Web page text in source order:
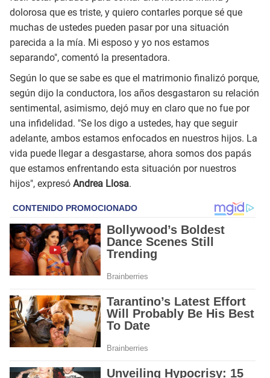
dolorosa que es triste, y quiero contarles porque sé que
muchas de ustedes pueden pasar por una situación
parecida a la mía. Mi esposo y yo nos estamos
separando", comentó la presentadora.
Según lo que se sabe es que el matrimonio finalizó porque,
según dijo la conductora, los años desgastaron su relación
sentimental, asimismo, dejó muy en claro que no fue por
una infidelidad. "Se los digo a ustedes, hay que seguir
adelante, ambos estamos enfocados en nuestros hijos. La
vida puede llegar a desgastarse, ahora somos dos papás
que estamos enfrentando esta situación por nuestros
hijos", expresó Andrea Llosa.